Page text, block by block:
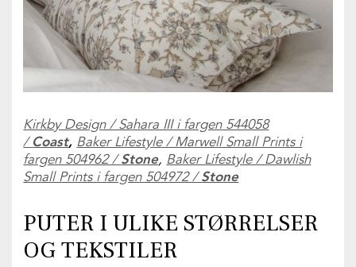
Kirkby Design / Sahara III i fargen 544058
/Coast, Baker Lifestyle / Marwell Small Prints i
fargen 504962 /Stone, Baker Lifestyle / Dawlish
Small Prints i fargen 504972 /Stone
PUTER I ULIKE STØRRELSER
OG TEKSTILER